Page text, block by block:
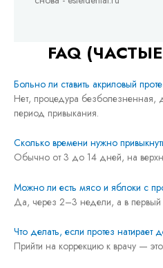
FAQ
Больно ли ставить акриловый
Нет, процедура безболезненная,
период привыкания.
Сколько времени нужно
Обычно от 3 до 14 дней, на
Можно ли есть мясо и яблоки с
Да, через 2–3 недели, а в
Что делать, если протез натирает
Прийти на коррекцию к врачу —